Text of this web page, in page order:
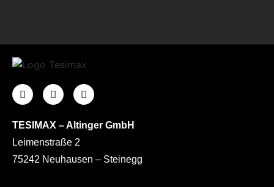
TESIMAX – Altinger GmbH
Leimenstraße 2
75242 Neuhausen – Steinegg